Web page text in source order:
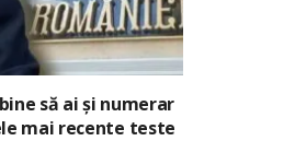
să ai și numerar
mai recente teste